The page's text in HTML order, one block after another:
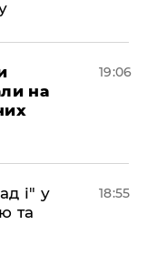
на
19:06
і" у
та
18:55